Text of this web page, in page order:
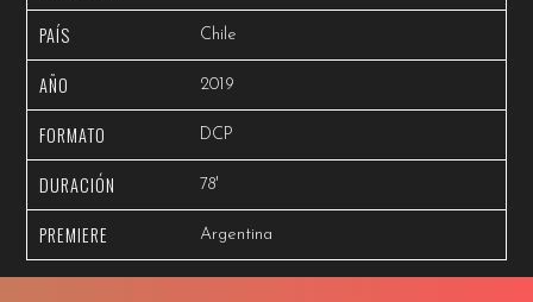
PAÍS Chile
AÑO 2019
FORMATO DCP
DURACIÓN 78'
PREMIERE Argentina